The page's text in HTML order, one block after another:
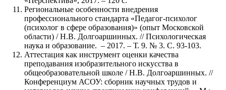
Региональные особенности внедрения
профессионального стандарта «Педагог-психолог
(психолог в сфере образования)» (опыт Московской
области) / Н.В. Долгоаршинных. // Психологическая
наука и образование. – 2017. – Т. 9. № 3. С. 93-103.
Аттестация как инструмент оценки качества
преподавания изобразительного искусства в
общеобразовательной школе / Н.В. Долгоаршинных. //
Конференциум АСОУ: сборник научных трудов и